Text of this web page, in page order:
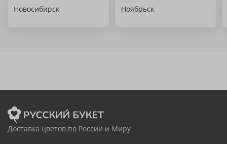
Новосибирск Ноябрьск
Доставка цветов по России и Миру